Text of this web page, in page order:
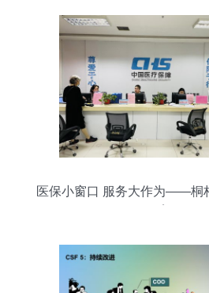
医保小窗口 服务大作为——桐